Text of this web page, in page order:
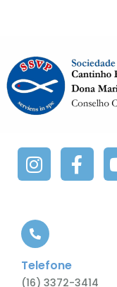
Telefone
(16) 3372-3414